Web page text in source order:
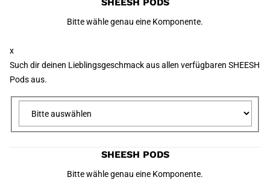
Bitte wähle genau eine Komponente.
x
Such dir deinen Lieblingsgeschmack aus allen verfügbaren SHEESH
Pods aus.
SHEESH PODS
Bitte wähle genau eine Komponente.